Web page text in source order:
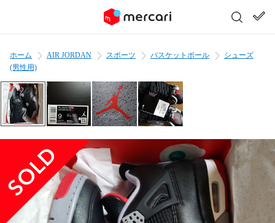
ホーム AIR JORDAN スポーツ バスケットボール
シューズ
(男性用)